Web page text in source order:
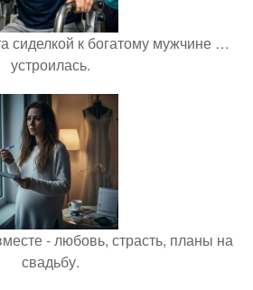
сиделкой к богатому мужчине …
устроилась.
- любовь, страсть, планы на
свадьбу.